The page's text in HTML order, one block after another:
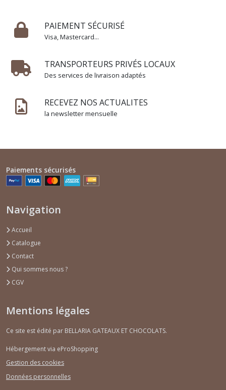
PAIEMENT SÉCURISÉ
Visa, Mastercard...
TRANSPORTEURS PRIVÉS LOCAUX
Des services de livraison adaptés
RECEVEZ NOS ACTUALITES
la newsletter mensuelle
Paiements sécurisés
Navigation
Accueil
Catalogue
Contact
Qui sommes nous ?
CGV
Mentions légales
Ce site est édité par BELLARIA GATEAUX ET CHOCOLATS.
Hébergement via eProShopping
Gestion des cookies
Données personnelles